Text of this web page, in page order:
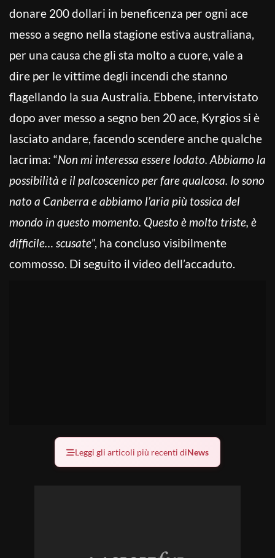
donare 200 dollari in beneficenza per ogni ace
messo a segno nella stagione estiva australiana,
per una causa che gli sta molto a cuore, vale a
dire per le vittime degli incendi che stanno
flagellando la sua Australia. Ebbene, intervistato
dopo aver messo a segno ben 20 ace, Kyrgios si è
lasciato andare, facendo scendere anche qualche
lacrima: “Non mi interessa essere lodato. Abbiamo la
possibilità e il palcoscenico per fare qualcosa. Io sono
nato a Canberra e abbiamo l’aria più tossica del
mondo in questo momento. Questo è molto triste, è
difficile… scusate”, ha concluso visibilmente
commosso. Di seguito il video dell’accaduto.
Leggi gli articoli più recenti diNews